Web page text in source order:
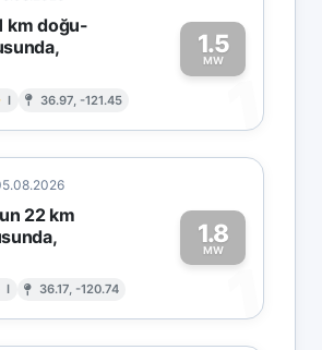
km doğu-
I 36.97, -121.45
1.5
MW
1
22 km
I 36.17, -120.74
1.8
MW
1